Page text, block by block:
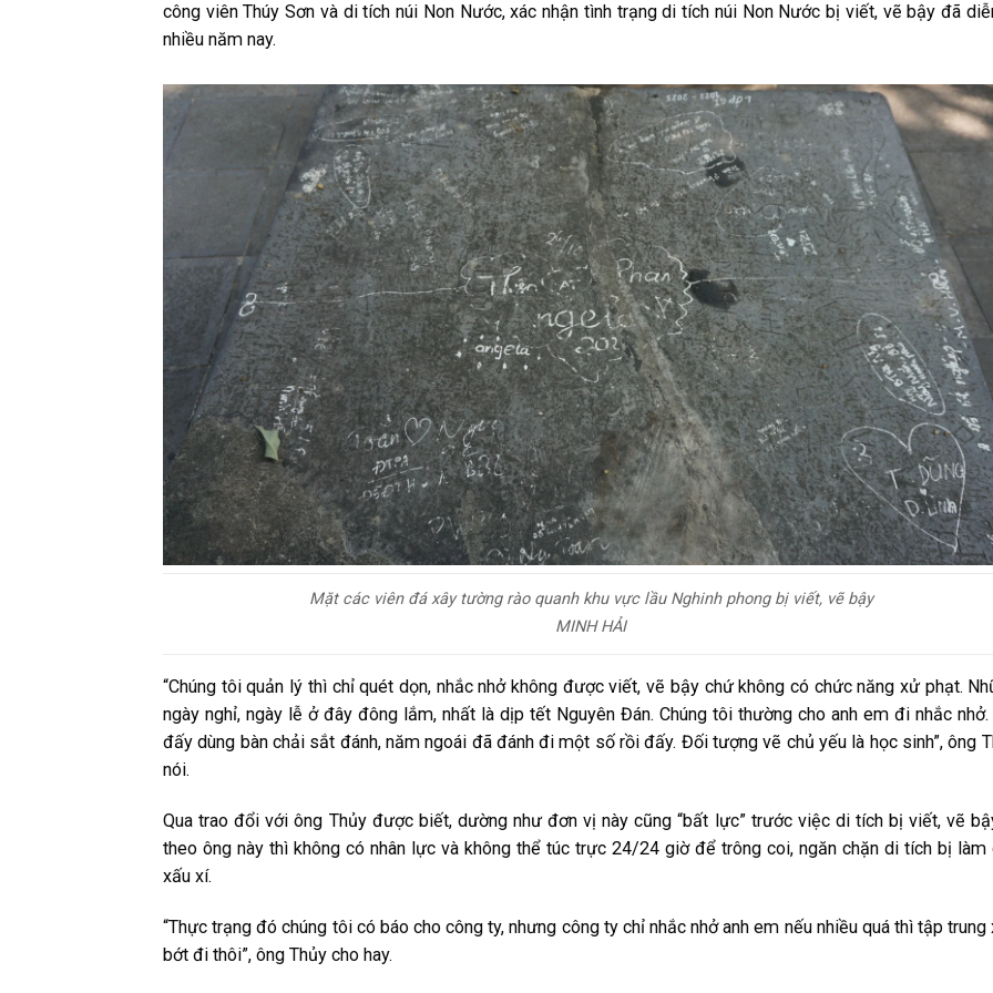
công viên Thúy Sơn và di tích núi Non Nước, xác nhận tình trạng di tích núi Non Nước bị viết, vẽ bậy đã
nhiều năm nay.
Mặt các viên đá xây tường rào quanh khu vực lầu Nghinh phong bị viết, vẽ bậy
MINH HẢI
“Chúng tôi quản lý thì chỉ quét dọn, nhắc nhở không được viết, vẽ bậy chứ không có chức năng xử phạt.
ngày nghỉ, ngày lễ ở đây đông lắm, nhất là dịp tết Nguyên Đán. Chúng tôi thường cho anh em đi nhắc nhở.
đấy dùng bàn chải sắt đánh, năm ngoái đã đánh đi một số rồi đấy. Đối tượng vẽ chủ yếu là học sinh”, ông
nói.
Qua trao đổi với ông Thủy được biết, dường như đơn vị này cũng “bất lực” trước việc di tích bị viết, vẽ
theo ông này thì không có nhân lực và không thể túc trực 24/24 giờ để trông coi, ngăn chặn di tích bị làm
xấu xí.
“Thực trạng đó chúng tôi có báo cho công ty, nhưng công ty chỉ nhắc nhở anh em nếu nhiều quá thì tập trung
bớt đi thôi”, ông Thủy cho hay.